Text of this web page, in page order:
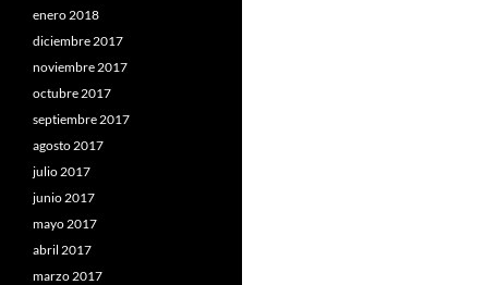
enero 2018
diciembre 2017
noviembre 2017
octubre 2017
septiembre 2017
agosto 2017
julio 2017
junio 2017
mayo 2017
abril 2017
marzo 2017